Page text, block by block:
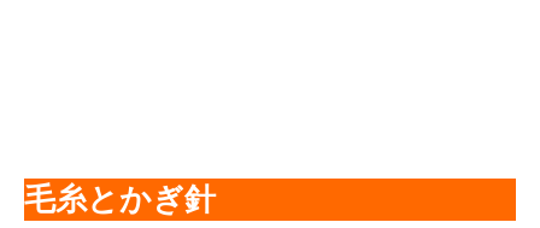
毛糸とかぎ針